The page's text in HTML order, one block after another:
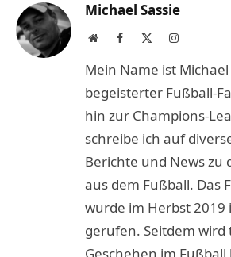
Michael Sassie
WebsiteFacebook Instagram
Mein Name ist
begeisterter Fußball-
hin zur Champions-
schreibe ich auf
Berichte und News zu
aus dem Fußball. Das
wurde im Herbst 2019
gerufen. Seitdem wird